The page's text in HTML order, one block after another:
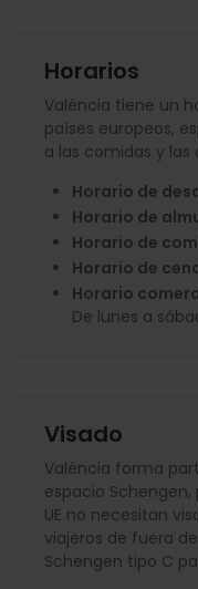
Horarios
València tiene un
países europeos,
a las comidas y las
Horario de
Horario de
Horario de
Horario de
Horario
De lunes a
Visado
València forma
espacio
UE no necesitan
viajeros de fuera
Schengen tipo C